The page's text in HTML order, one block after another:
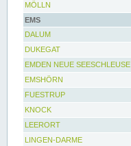
MÖLLN
EMS
DALUM
DUKEGAT
EMDEN NEUE SEESCHLEUSE
EMSHÖRN
FUESTRUP
KNOCK
LEERORT
LINGEN-DARME